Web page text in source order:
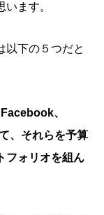
ます。
以下の５つだと
、
、それらを予算
フォリオを組ん